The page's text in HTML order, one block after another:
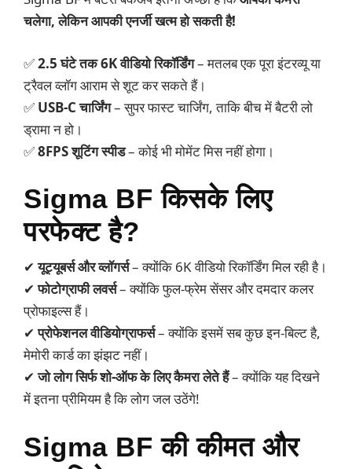
चलेगा, लेकिन आपकी एनर्जी खत्म हो सकती है!
✅2.5 घंटे तक 6K वीडियो रिकॉर्डिंग– मतलब एक पूरा इंटरव्यू या
ट्रैवल व्लॉग आराम से शूट कर सकते हैं।
✅ USB-C चार्जिंग– सुपर फास्ट चार्जिंग, ताकि बीच में बैटरी लो
ड्रामा न हो।
✅8FPS शूटिंग स्पीड– कोई भी मोमेंट मिस नहीं होगा।
Sigma BF किसके लिए
परफेक्ट है?
✔यूट्यूबर्स और व्लॉगर्स– क्योंकि 6K वीडियो रिकॉर्डिंग मिल रही है।
✔फोटोग्राफी लवर्स– क्योंकि फुल-फ्रेम सेंसर और दमदार कलर
प्रोफाइल्स हैं।
✔प्रोफेशनल वीडियोग्राफर्स– क्योंकि इसमें सब कुछ इन-बिल्ट है,
मेमोरी कार्ड का झंझट नहीं।
✔जो लोग सिर्फ शो-ऑफ के लिए कैमरा लेते हैं– क्योंकि यह दिखने
में इतना प्रीमियम है कि लोग जल उठेंगे!
Sigma BF की कीमत और